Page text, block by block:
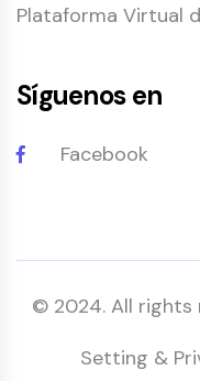
Plataforma Virtual
Síguenos en
Facebook
© 2024. All rights
Setting &